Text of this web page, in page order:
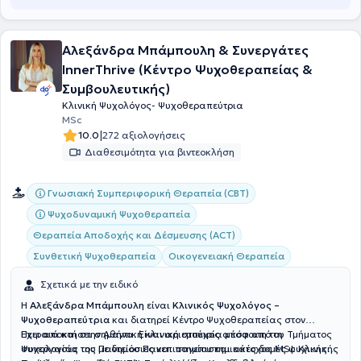
Αλεξάνδρα Μπάμπουλη & Συνεργάτες
InnerThrive (Κέντρο Ψυχοθεραπείας &
Συμβουλευτικής)
Κλινική Ψυχολόγος- Ψυχοθεραπεύτρια
MSc
10.0|272 αξιολογήσεις
Διαθεσιμότητα για βιντεοκλήση
Γνωσιακή Συμπεριφορική Θεραπεία (CBT)
Ψυχοδυναμική Ψυχοθεραπεία
Θεραπεία Αποδοχής και Δέσμευσης (ACT)
Συνθετική Ψυχοθεραπεία
Οικογενειακή Θεραπεία
Σχετικά με την ειδικό
Η Αλεξάνδρα Μπάμπουλη είναι Κλινικός Ψυχολόγος –
Ψυχοθεραπεύτρια και διατηρεί Κέντρο Ψυχοθεραπείας στον
Πειραιά και στην Αθήνα. Είναι αριστούχος απόφοιτη του Τμήματος
Ψυχολογίας του Παντείου Πανεπιστημίου και κάτοχος MSc Κλινικής
Έχει αποκτήσει σημαντική κλινική εμπειρία μέσα από τη
συνεργασία της με δημόσιες και πανεπιστημιακές δομές ψυχικής